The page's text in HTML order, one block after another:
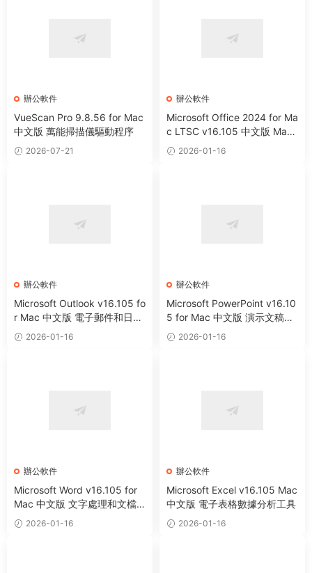
辦公軟件
VueScan Pro 9.8.56 for Mac
中文版 萬能掃描儀驅動程序
2026-07-21
辦公軟件
Microsoft Office 2024 for Ma
c LTSC v16.105 中文版 Mac
辦公軟件套裝
2026-01-16
辦公軟件
Microsoft Outlook v16.105 fo
r Mac 中文版 電子郵件和日曆
工具2026-01-16
辦公軟件
Microsoft PowerPoint v16.10
5 for Mac 中文版 演示文稿制
作工具
2026-01-16
辦公軟件
Microsoft Word v16.105 for
Mac 中文版 文字處理和文檔
創建工具
2026-01-16
辦公軟件
Microsoft Excel v16.105 Mac
中文版 電子表格數據分析工具
2026-01-16